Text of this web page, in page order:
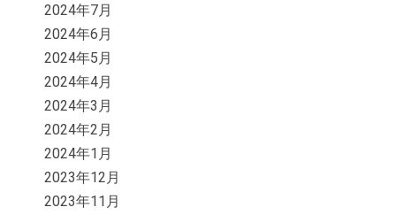
2024年7月
2024年6月
2024年5月
2024年4月
2024年3月
2024年2月
2024年1月
2023年12月
2023年11月